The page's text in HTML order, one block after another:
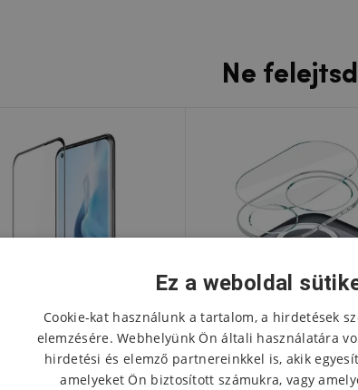
Ne
Ez a weboldal
Cookie-kat használunk a tartalom, a hirdetések
elemzésére. Webhelyünk Ön általi használatára
hirdetési és elemző partnereinkkel is, akik
amelyeket Ön biztosított számukra, vagy